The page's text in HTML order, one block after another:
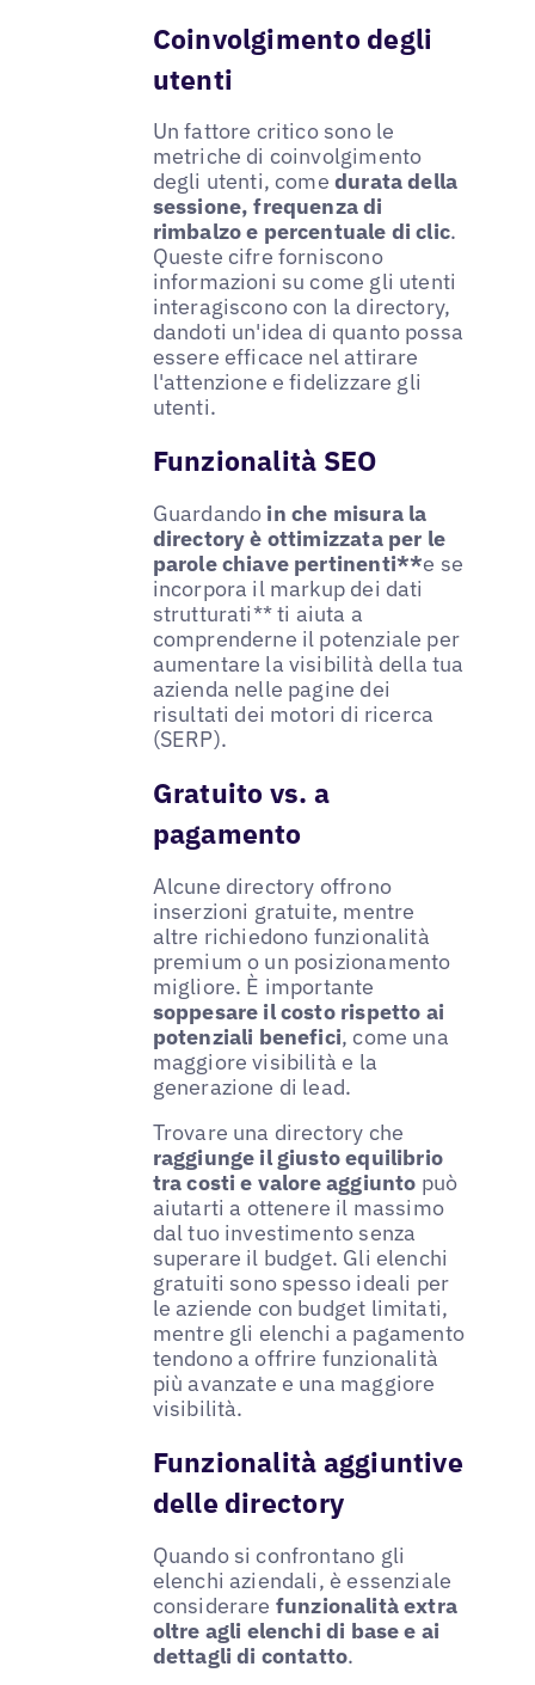
Coinvolgimento degli
utenti
Un fattore critico sono le
metriche di coinvolgimento
degli utenti, comedurata della
sessione, frequenza di
rimbalzo e percentuale di clic.
Queste cifre forniscono
informazioni su come gli utenti
interagiscono con la directory,
dandoti un'idea di quanto possa
essere efficace nel attirare
l'attenzione e fidelizzare gli
utenti.
Funzionalità SEO
Guardando in che misura la
directory è ottimizzata per le
parole chiave pertinenti**e se
incorpora il markup dei dati
strutturati** ti aiuta a
comprenderne il potenziale per
aumentare la visibilità della tua
azienda nelle pagine dei
risultati dei motori di ricerca
(SERP).
Gratuito vs. a
pagamento
Alcune directory offrono
inserzioni gratuite, mentre
altre richiedono funzionalità
premium o un posizionamento
migliore. È importante
soppesare il costo rispetto ai
potenziali benefici, come una
maggiore visibilità e la
generazione di lead.
Trovare una directory che
raggiunge il giusto equilibrio
tra costi e valore aggiunto può
aiutarti a ottenere il massimo
dal tuo investimento senza
superare il budget. Gli elenchi
gratuiti sono spesso ideali per
le aziende con budget limitati,
mentre gli elenchi a pagamento
tendono a offrire funzionalità
più avanzate e una maggiore
visibilità.
Funzionalità aggiuntive
delle directory
Quando si confrontano gli
elenchi aziendali, è essenziale
considerare funzionalità extra
oltre agli elenchi di base e ai
dettagli di contatto.